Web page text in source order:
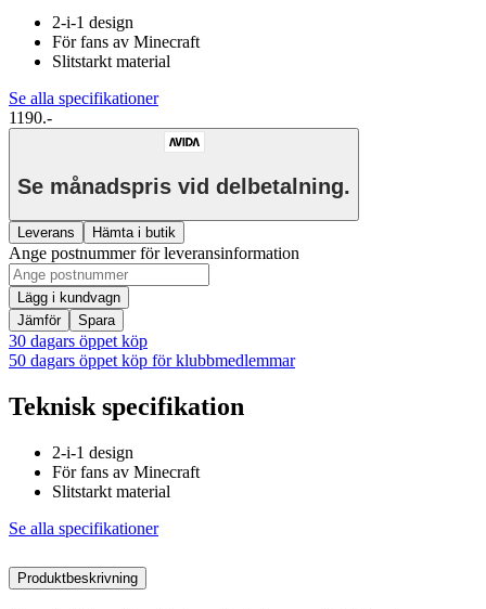
2-i-1 design
För fans av Minecraft
Slitstarkt material
Se alla specifikationer
1190.-
Se månadspris vid delbetalning.
Leverans Hämta i butik
Ange postnummer för leveransinformation
Lägg i kundvagn
Jämför
Spara
30 dagars öppet köp
50 dagars öppet köp för klubbmedlemmar
Teknisk specifikation
2-i-1 design
För fans av Minecraft
Slitstarkt material
Se alla specifikationer
Produktbeskrivning